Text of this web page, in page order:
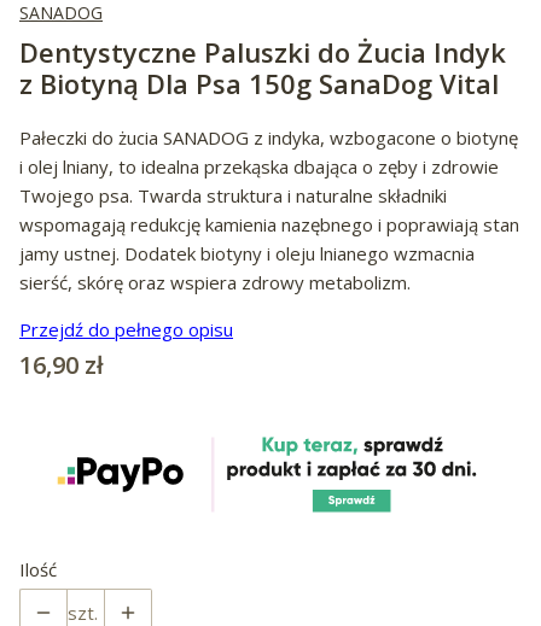
SANADOG
Dentystyczne Paluszki do Żucia Indyk
z Biotyną Dla Psa 150g SanaDog Vital
Pałeczki do żucia SANADOG z indyka, wzbogacone o biotynę
i olej lniany, to idealna przekąska dbająca o zęby i zdrowie
Twojego psa. Twarda struktura i naturalne składniki
wspomagają redukcję kamienia nazębnego i poprawiają stan
jamy ustnej. Dodatek biotyny i oleju lnianego wzmacnia
sierść, skórę oraz wspiera zdrowy metabolizm.
Przejdź do pełnego opisu
Cena
16,90 zł
Ilość
szt.